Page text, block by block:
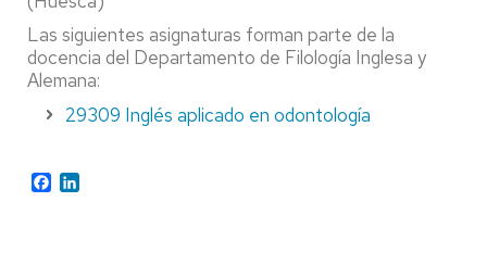
Las siguientes asignaturas forman parte de la
docencia del Departamento de Filología Inglesa y
Alemana:
29309 Inglés aplicado en odontología
Facebook